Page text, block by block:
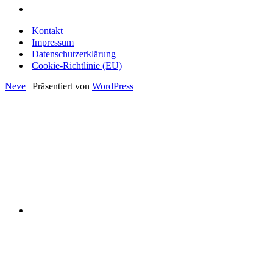
Kontakt
Impressum
Datenschutzerklärung
Cookie-Richtlinie (EU)
Neve | Präsentiert von WordPress